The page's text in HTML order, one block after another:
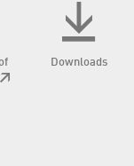
Downloads